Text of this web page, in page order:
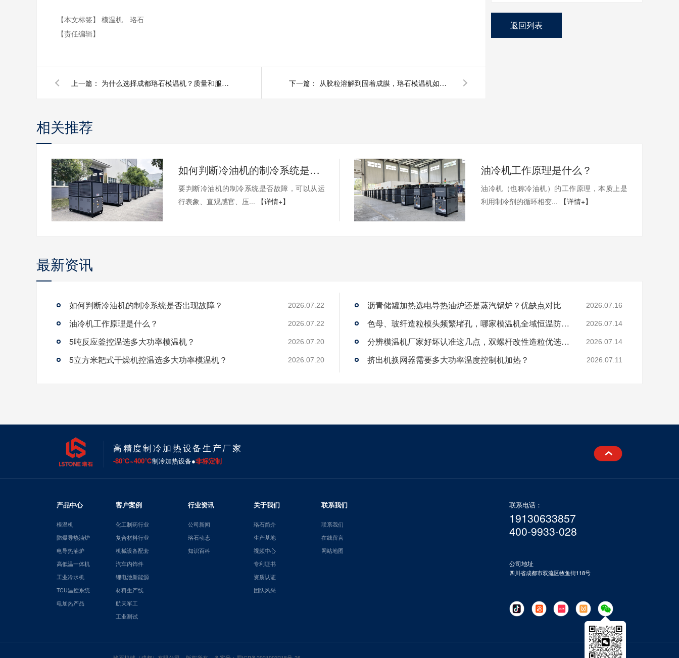
【本文标签】 模温机
珞石
【责任编辑】
上一篇： 为什么选择成都珞石模温机？质量和服务让人信赖 下一篇： 从胶粒溶解到固着成膜，珞石模温机如何破解涂层布烘箱温控密码
返回列表
相关推荐
如何判断冷油机的制冷系统是否出现故障？
要判断冷油机的制冷系统是否故障，可以从运
行表象、直观感官、压...
【详情+】
油冷机工作原理是什么？
油冷机（也称冷油机）的工作原理，本质上是
利用制冷剂的循环相变...
【详情+】
最新资讯
如何判断冷油机的制冷系统是否出现故障？ 2026.07.22
油冷机工作原理是什么？ 2026.07.22
5吨反应釜控温选多大功率模温机？ 2026.07.20
5立方米耙式干燥机控温选多大功率模温机？ 2026.07.20
沥青储罐加热选电导热油炉还是蒸汽锅炉？优缺点对比 2026.07.16
色母、玻纤造粒模头频繁堵孔，哪家模温机全域恒温防积碳？ 2026.07.14
分辨模温机厂家好坏认准这几点，双螺杆改性造粒优选珞石机械 2026.07.14
挤出机换网器需要多大功率温度控制机加热？ 2026.07.11
高精度制冷加热设备生产厂家
-80℃~400℃制冷加热设备●非标定制
产品中心
模温机
防爆导热油炉
电导热油炉
高低温一体机
工业冷水机
TCU温控系统
电加热产品
客户案例
化工制药行业
复合材料行业
机械设备配套
汽车内饰件
锂电池新能源
材料生产线
航天军工
工业测试
行业资讯
公司新闻
珞石动态
知识百科
关于我们
珞石简介
生产基地
视频中心
专利证书
资质认证
团队风采
联系我们
联系我们
在线留言
网站地图
联系电话：
19130633857
400-9933-028
公司地址
四川省成都市双流区牧鱼街118号